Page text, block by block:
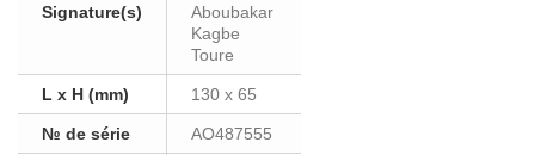
Signature(s)
Aboubakar
Kagbe
Toure
L x H (mm) 130 x 65
№ de série AO487555